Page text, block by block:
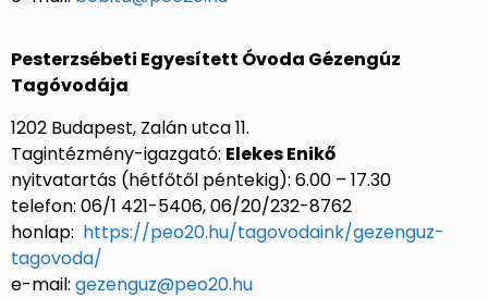
Pesterzsébeti Egyesített Óvoda Gézengúz
Tagóvodája
1202 Budapest, Zalán utca 11.
Tagintézmény-igazgató: Elekes Enikő
nyitvatartás (hétfőtől péntekig): 6.00 – 17.30
telefon: 06/1 421-5406, 06/20/232-8762
honlap: https://peo20.hu/tagovodaink/gezenguz-
tagovoda/
e-mail: gezenguz@peo20.hu